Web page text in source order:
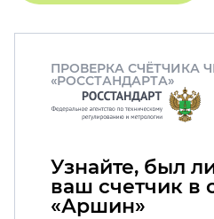
ПРОВЕРКА СЧЁТЧИКА
«РОССТАНДАРТА»
Узнайте, был
ваш счетчик в
«Аршин»